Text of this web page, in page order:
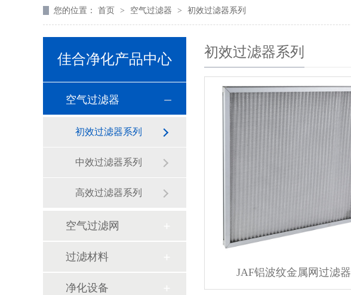
您的位置： 首页 > 空气过滤器 > 初效过滤器系列
佳合净化产品中心
空气过滤器
初效过滤器系列
中效过滤器系列
高效过滤器系列
空气过滤网
过滤材料
净化设备
初效过滤器系列
JAF铝波纹金属网过滤器